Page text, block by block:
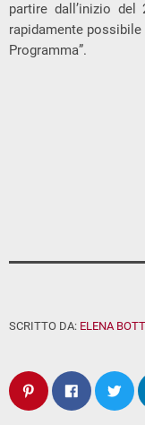
partire dall’inizio
rapidamente
Programma”.
SCRITTO DA: ELENA